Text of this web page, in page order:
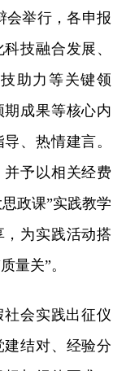
会举行，各申报
技融合发展、
助力等关键领
成果等核心内
、热情建言。
并予以相关经费
政课”实践教学
为实践活动搭
量关”。
会实践出征仪
结对、经验分